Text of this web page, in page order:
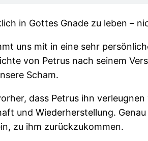
in Gottes Gnade zu leben –
uns mit in eine sehr
von Petrus nach seinem
Scham.
dass Petrus ihn
und Wiederherstellung.
zu ihm zurückzukommen.